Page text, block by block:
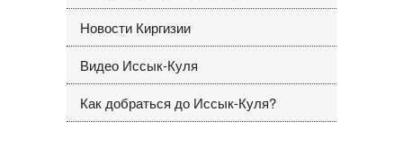
Новости Киргизии
Видео Иссык-Куля
Как добраться до Иссык-Куля?